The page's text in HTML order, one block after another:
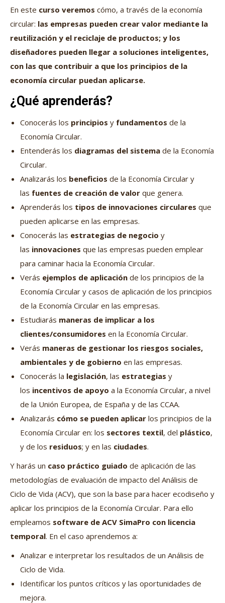
En este curso veremos cómo, a través de la economía
circular: las empresas pueden crear valor mediante la
reutilización y el reciclaje de productos; y los
diseñadores pueden llegar a soluciones inteligentes,
con las que contribuir a que los principios de la
economía circular puedan aplicarse.
¿Qué aprenderás?
Conocerás los principios y fundamentos de la
Economía Circular.
Entenderás los diagramas del sistema de la Economía
Circular.
Analizarás los beneficios de la Economía Circular y
las fuentes de creación de valor que genera.
Aprenderás los tipos de innovaciones circulares que
pueden aplicarse en las empresas.
Conocerás las estrategias de negocio y
las innovaciones que las empresas pueden emplear
para caminar hacia la Economía Circular.
Verás ejemplos de aplicación de los principios de la
Economía Circular y casos de aplicación de los principios
de la Economía Circular en las empresas.
Estudiarás maneras de implicar a los
clientes/consumidores en la Economía Circular.
Verás maneras de gestionar los riesgos sociales,
ambientales y de gobierno en las empresas.
Conocerás la legislación, las estrategias y
los incentivos de apoyo a la Economía Circular, a nivel
de la Unión Europea, de España y de las CCAA.
Analizarás cómo se pueden aplicar los principios de la
Economía Circular en: los sectores textil, del plástico,
y de los residuos; y en las ciudades.
Y harás un caso práctico guiado de aplicación de las
metodologías de evaluación de impacto del Análisis de
Ciclo de Vida (ACV), que son la base para hacer ecodiseño y
aplicar los principios de la Economía Circular. Para ello
empleamos software de ACV SimaPro con licencia
temporal. En el caso aprendemos a:
Analizar e interpretar los resultados de un Análisis de
Ciclo de Vida.
Identificar los puntos críticos y las oportunidades de
mejora.